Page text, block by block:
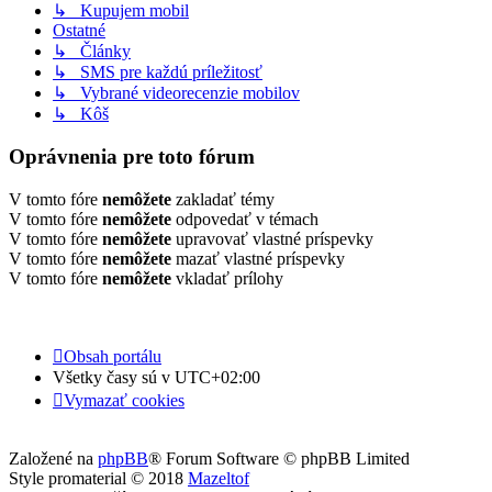
↳ Kupujem mobil
Ostatné
↳ Články
↳ SMS pre každú príležitosť
↳ Vybrané videorecenzie mobilov
↳ Kôš
Oprávnenia pre toto fórum
V tomto fóre nemôžete zakladať témy
V tomto fóre nemôžete odpovedať v témach
V tomto fóre nemôžete upravovať vlastné príspevky
V tomto fóre nemôžete mazať vlastné príspevky
V tomto fóre nemôžete vkladať prílohy
Obsah portálu
Všetky časy sú v UTC+02:00
Vymazať cookies
Založené na phpBB® Forum Software © phpBB Limited
Style promaterial © 2018 Mazeltof